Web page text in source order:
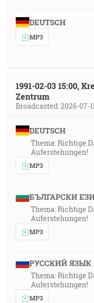
DEUTSCH
MP3
1991-02-03 15:00,
Zentrum
Broadcasted: 2026-07-
DEUTSCH
Thema: Richtige
Auferstehungen!
MP3
БЪЛГАРСКИ
Thema: Richtige
Auferstehungen!
MP3
РУССКИЙ ЯЗЫК
Thema: Richtige
Auferstehungen!
MP3